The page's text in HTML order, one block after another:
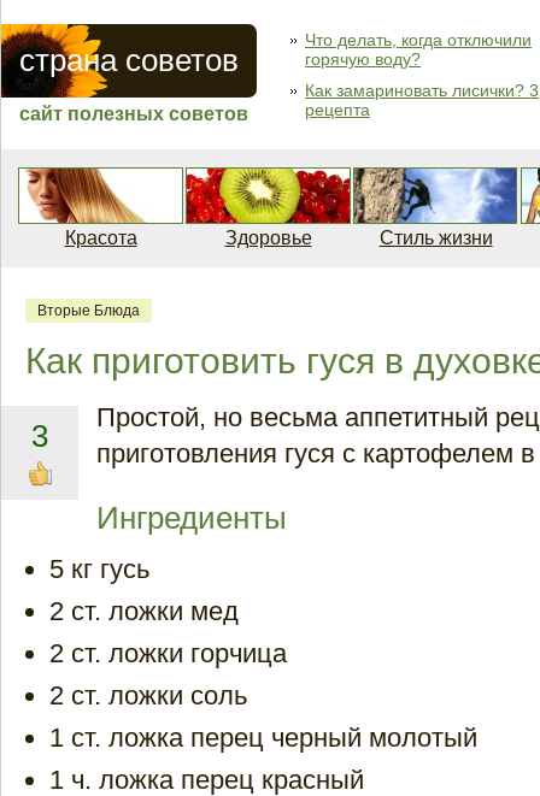
страна советов
сайт полезных советов
Что делать, когда отключили
горячую воду?
Как замариновать лисички? 3
рецепта
Красота Здоровье Стиль жизни
Вторые Блюда
Как приготовить гуся в
3
Простой, но весьма аппетитный
приготовления гуся с картофелем
Ингредиенты
5 кг гусь
2 ст. ложки мед
2 ст. ложки горчица
2 ст. ложки соль
1 ст. ложка перец черный молотый
1 ч. ложка перец красный